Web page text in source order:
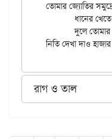
তোমার জ্যোতির
	দুলে তোমার রূপ মধুর ভঙ্গে,
রাগ ও তাল